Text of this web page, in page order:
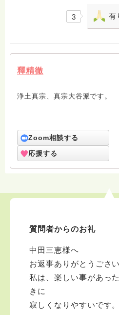
3 有
釋精徹
浄土真宗、真宗大谷派です。
Zoom相談する
応援する
質問者からのお礼
中田三恵様へ
お返事ありがとうごさ
私は、楽しい事があっ
きに
寂しくなりやすいです。